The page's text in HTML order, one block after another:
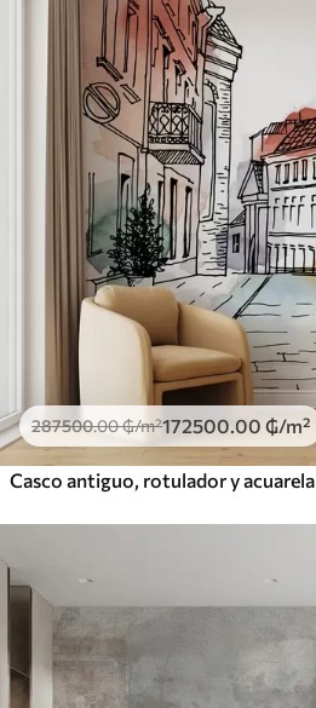
287500.00₲/m²172500.00 ₲/m²
Casco antiguo, rotulador y acuarela